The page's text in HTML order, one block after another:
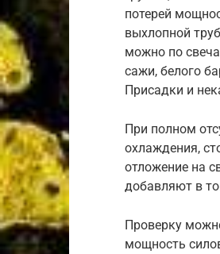
потерей
выхлопной
можно по
сажи, белого
Присадки и
При полном
охлаждения,
отложение на
добавляют в
Проверку
мощность